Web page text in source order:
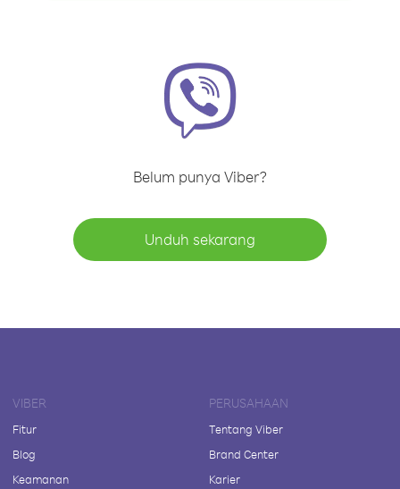
Belum punya Viber?
Unduh sekarang
VIBER
Fitur
Blog
Keamanan
PERUSAHAAN
Tentang Viber
Brand Center
Karier